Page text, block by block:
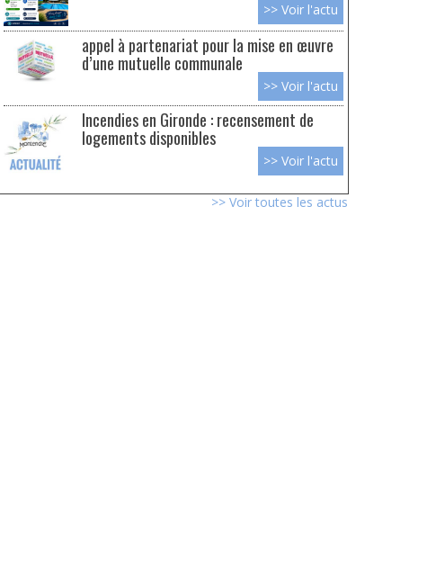
>> Voir l'actu
appel à partenariat pour la mise en œuvre
d’une mutuelle communale
>> Voir l'actu
Incendies en Gironde : recensement de
logements disponibles
>> Voir l'actu
>> Voir toutes les actus